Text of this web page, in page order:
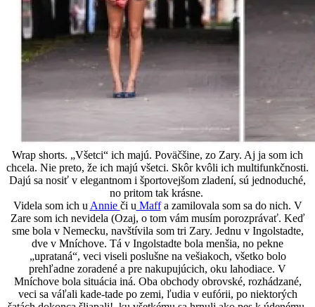
Wrap shorts. „Všetci“ ich majú. Poväčšine, zo Zary. Aj ja som ich
chcela. Nie preto, že ich majú všetci. Skôr kvôli ich multifunkčnosti.
Dajú sa nosiť v elegantnom i športovejšom zladení, sú jednoduché,
no pritom tak krásne.
Videla som ich u Annie či u Maffa zamilovala som sa do nich. V
Zare som ich nevidela (Ozaj, o tom vám musím porozprávať. Keď
sme bola v Nemecku, navštívila som tri Zary. Jednu v Ingolstadte,
dve v Mníchove. Tá v Ingolstadte bola menšia, no pekne
„uprataná“, veci viseli poslušne na vešiakoch, všetko bolo
prehľadne zoradené a pre nakupujúcich, oku lahodiace. V
Mníchove bola situácia iná. Oba obchody obrovské, rozhádzané,
veci sa váľali kade-tade po zemi, ľudia v eufórii, po niektorých